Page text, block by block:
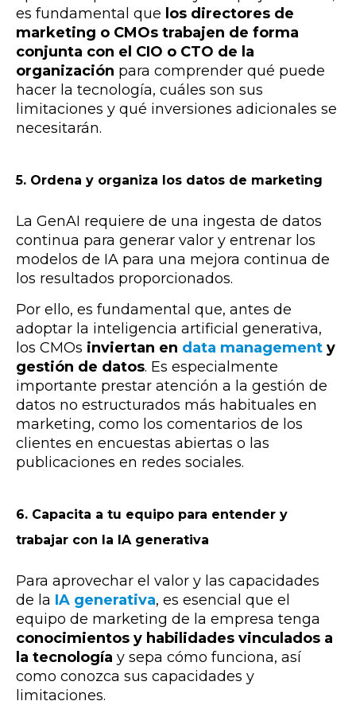
es fundamental que los directores de
marketing o CMOs trabajen de forma
conjunta con el CIO o CTO de la
organización para comprender qué puede
hacer la tecnología, cuáles son sus
limitaciones y qué inversiones adicionales se
necesitarán.
5. Ordena y organiza los datos de marketing
La GenAI requiere de una ingesta de datos
continua para generar valor y entrenar los
modelos de IA para una mejora continua de
los resultados proporcionados.
Por ello, es fundamental que, antes de
adoptar la inteligencia artificial generativa,
los CMOs inviertan en data management y
gestión de datos. Es especialmente
importante prestar atención a la gestión de
datos no estructurados más habituales en
marketing, como los comentarios de los
clientes en encuestas abiertas o las
publicaciones en redes sociales.
6. Capacita a tu equipo para entender y
trabajar con la IA generativa
Para aprovechar el valor y las capacidades
de la IA generativa, es esencial que el
equipo de marketing de la empresa tenga
conocimientos y habilidades vinculados a
la tecnología y sepa cómo funciona, así
como conozca sus capacidades y
limitaciones.